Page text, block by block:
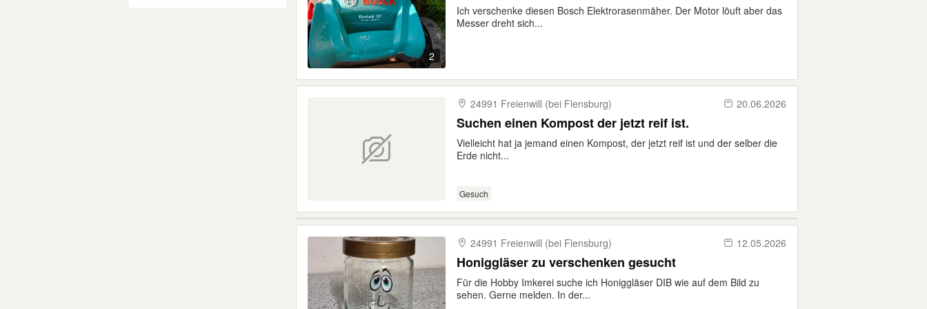
2
Ich verschenke diesen Bosch Elektrorasenmäher. Der Motor löuft aber das
Messer dreht sich...
24991 Freienwill (bei Flensburg) 20.06.2026
Suchen einen Kompost der jetzt reif ist.
Vielleicht hat ja jemand einen Kompost, der jetzt reif ist und der selber die
Erde nicht...
Gesuch
24991 Freienwill (bei Flensburg) 12.05.2026
Honiggläser zu verschenken gesucht
Für die Hobby Imkerei suche ich Honiggläser DIB wie auf dem Bild zu
sehen. Gerne melden. In der...